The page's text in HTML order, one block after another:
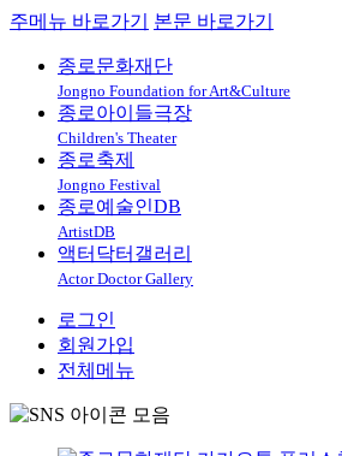
주메뉴 바로가기 본문 바로가기
종로문화재단
Jongno Foundation for Art&Culture
종로아이들극장
Children's Theater
종로축제
Jongno Festival
종로예술인DB
ArtistDB
액터닥터갤러리
Actor Doctor Gallery
로그인
회원가입
전체메뉴